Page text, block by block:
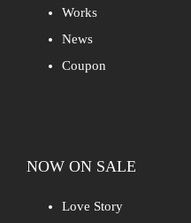
Works
News
Coupon
NOW ON SALE
Love Story